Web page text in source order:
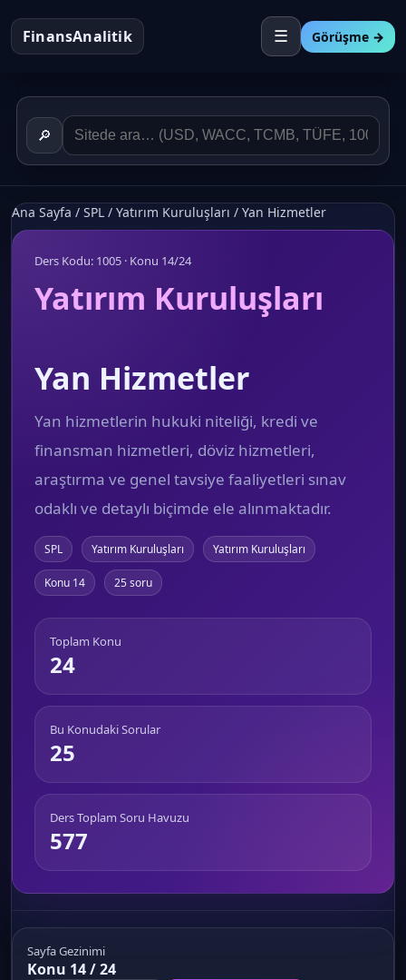
FinansAnalitik ☰ Görüşme →
🔎
Ana Sayfa / SPL / Yatırım Kuruluşları / Yan Hizmetler
Ders Kodu: 1005 · Konu 14/24
Yatırım Kuruluşları
Yan Hizmetler
Yan hizmetlerin hukuki niteliği, kredi ve
finansman hizmetleri, döviz hizmetleri,
araştırma ve genel tavsiye faaliyetleri sınav
odaklı ve detaylı biçimde ele alınmaktadır.
SPL Yatırım Kuruluşları Yatırım Kuruluşları
Konu 14 25 soru
Toplam Konu
24
Bu Konudaki Sorular
25
Ders Toplam Soru Havuzu
577
Sayfa Gezinimi
Konu 14 / 24